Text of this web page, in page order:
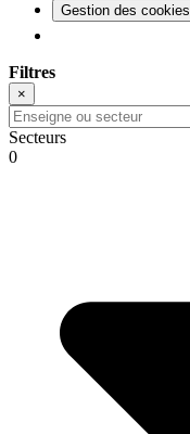
Gestion des cookies
Filtres
×
Secteurs
0